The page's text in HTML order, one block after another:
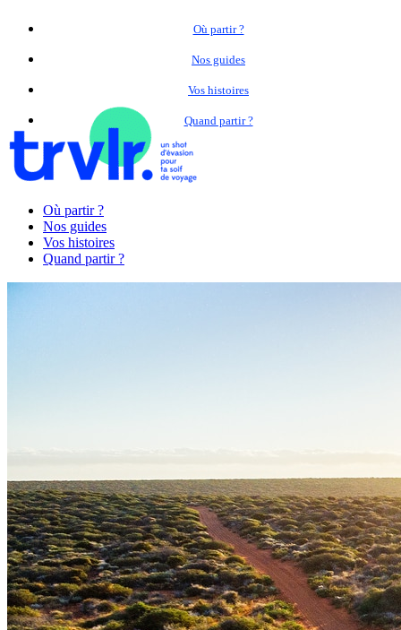
Où partir ?
Nos guides
Vos histoires
Quand partir ?
Où partir ?
Nos guides
Vos histoires
Quand partir ?